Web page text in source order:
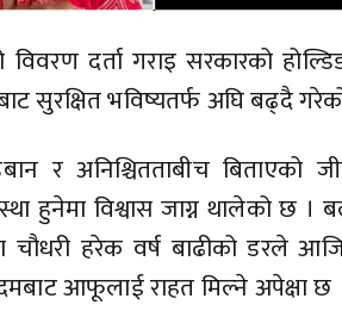
विवरण दर्ता गराइ सरकारको
सुरक्षित भविष्यतर्फ अघि बढ्दै
र अनिश्चितताबीच
हुनेमा विश्वास जाग्न थालेको छ
चौधरी हरेक वर्ष बाढीको
आफूलाई राहत मिल्ने अपेक्षा छ